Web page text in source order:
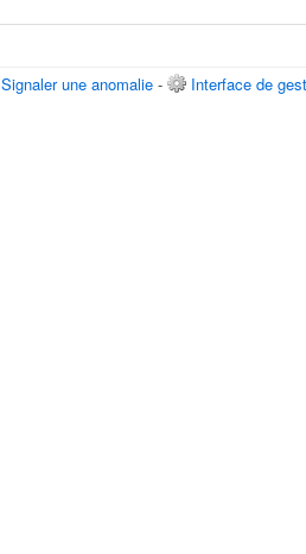
Signaler une anomalie - Interface de